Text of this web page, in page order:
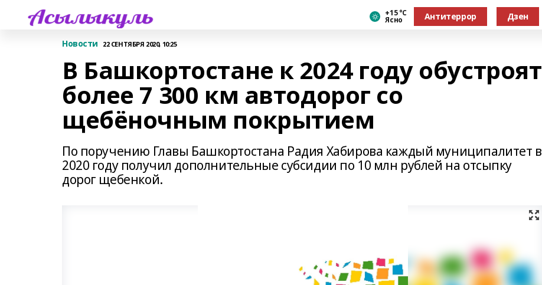
+15 °С
Ясно Антитеррор Дзен
Новости 22 СЕНТЯБРЯ 2020, 10:25
В Башкортостане к 2024 году обустроят
более 7 300 км автодорог со
щебёночным покрытием
По поручению Главы Башкортостана Радия Хабирова каждый муниципалитет в
2020 году получил дополнительные субсидии по 10 млн рублей на отсыпку
дорог щебенкой.